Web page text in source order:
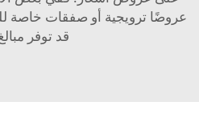
عروضًا ترويجية أو صفقات خاصة
قد توفر